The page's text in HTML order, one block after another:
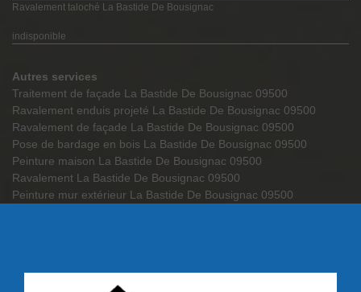
Ravalement taloché La Bastide De Bousignac
indisponible
Autres services
Traitement de façade La Bastide De Bousignac 09500
Ravalement enduis projeté La Bastide De Bousignac 09500
Ravalement de façade La Bastide De Bousignac 09500
Pose de bardage en bois La Bastide De Bousignac 09500
Peinture maison La Bastide De Bousignac 09500
Ravalement La Bastide De Bousignac 09500
Peinture mur extérieur La Bastide De Bousignac 09500